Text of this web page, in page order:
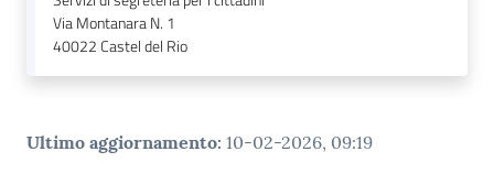
Via Montanara N. 1
40022Castel del Rio
Ultimo aggiornamento: 10-02-2026, 09:19